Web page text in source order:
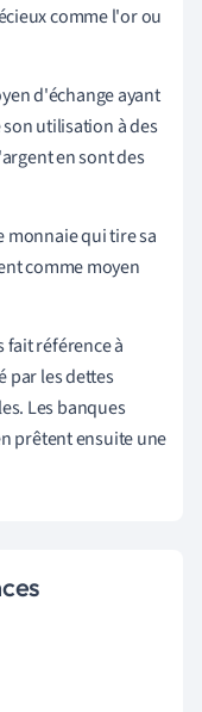
comme l'or ou
d'échange ayant
utilisation à des
en sont des
monnaie qui tire sa
comme moyen
fait référence à
par les dettes
Les banques
prêtent ensuite une